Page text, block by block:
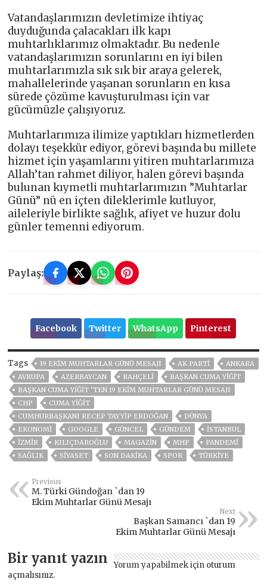
Vatandaşlarımızın devletimize ihtiyaç
duyduğunda çalacakları ilk kapı
muhtarlıklarımız olmaktadır. Bu nedenle
vatandaşlarımızın sorunlarını en iyi bilen
muhtarlarımızla sık sık bir araya gelerek,
mahallelerinde yaşanan sorunların en kısa
sürede çözüme kavuşturulması için var
gücümüzle çalışıyoruz.
Muhtarlarımıza ilimize yaptıkları hizmetlerden
dolayı teşekkür ediyor, görevi başında bu millete
hizmet için yaşamlarını yitiren muhtarlarımıza
Allah’tan rahmet diliyor, halen görevi başında
bulunan kıymetli muhtarlarımızın ”Muhtarlar
Günü” nü en içten dileklerimle kutluyor,
aileleriyle birlikte sağlık, afiyet ve huzur dolu
günler temenni ediyorum.
Paylaş:
Facebook Twitter WhatsApp Pinterest
Tags 19 EKIM MUHTARLAR GÜNÜ MESAJI AK PARTİ
ANKARA
AVRUPA
AZERBAYCAN BAHÇELİ
BAŞKAN CUMA YİĞİT
BAŞKAN CUMA YIĞIT ’TEN 19 EKIM MUHTARLAR GÜNÜ MESAJI
CHP
CUMA YİĞİT
CUMHURBAŞKANI RECEP TAYYIP ERDOĞAN
DÜNYA
EKONOMİ
GOOGLE GÜNCEL GÜNDEM
ISTANBUL
İZMIR
KILIÇDAROĞLU MAGAZİN MHP
PANDEMİ
SAĞLIK
SİYASET SON DAKIKA SPOR TÜRKİYE
Previous
M. Türki Gündoğan `dan 19
Ekim Muhtarlar Günü Mesajı
Next
Başkan Samancı `dan 19
Ekim Muhtarlar Günü Mesajı
Bir yanıt yazın Yorum yapabilmek için oturum
açmalısınız.